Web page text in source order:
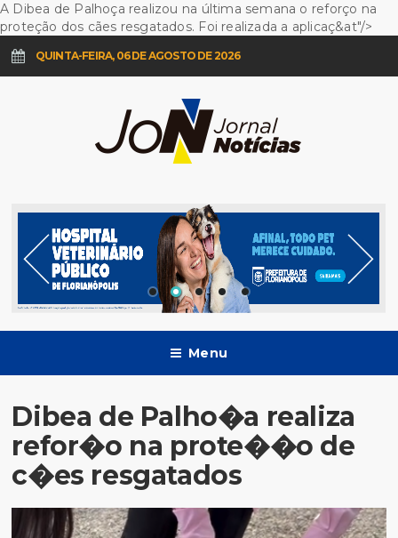
A Dibea de Palhoça realizou na última semana o reforço na
proteção dos cães resgatados. Foi realizada a aplicaç&at"/>
QUINTA-FEIRA, 06 DE AGOSTO DE 2026
Menu
Dibea de Palho�a realiza
refor�o na prote��o de
c�es resgatados